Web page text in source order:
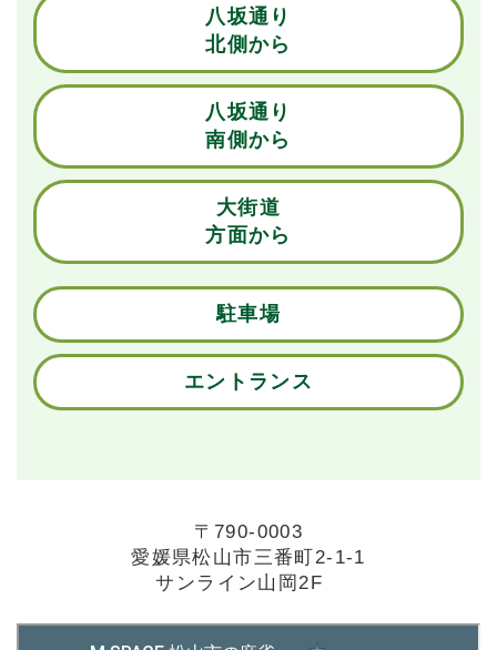
八坂通り
北側から
八坂通り
南側から
大街道
方面から
駐車場
エントランス
〒790-0003
愛媛県松山市三番町2-1-1
サンライン山岡2F